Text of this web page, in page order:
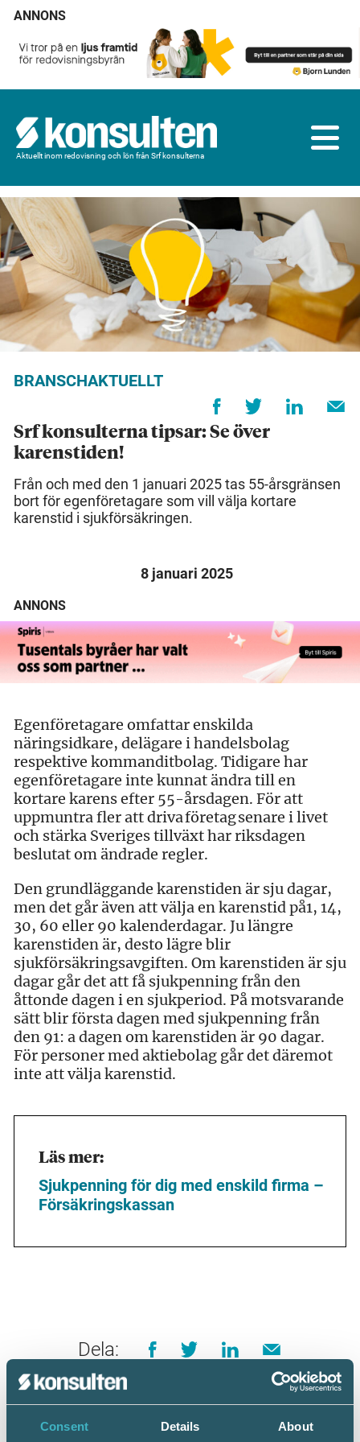
Consent Details About
ANNONS
Aktuellt inom redovisning och lön från Srf konsulterna
BRANSCHAKTUELLT
Srf konsulterna tipsar: Se över
karenstiden!
Från och med den 1 januari 2025 tas 55-årsgränsen
bort för egenföretagare som vill välja kortare
karenstid i sjukförsäkringen.
8 januari 2025
ANNONS
Egenföretagare omfattar enskilda
näringsidkare, delägare i handelsbolag
respektive kommanditbolag. Tidigare har
egenföretagare inte kunnat ändra till en
kortare karens efter 55-årsdagen. För att
uppmuntra fler att driva företag senare i livet
och stärka Sveriges tillväxt har riksdagen
beslutat om ändrade regler.
Den grundläggande karenstiden är sju dagar,
men det går även att välja en karenstid på1, 14,
30, 60 eller 90 kalenderdagar. Ju längre
karenstiden är, desto lägre blir
sjukförsäkringsavgiften. Om karenstiden är sju
dagar går det att få sjukpenning från den
åttonde dagen i en sjukperiod. På motsvarande
sätt blir första dagen med sjukpenning från
den 91: a dagen om karenstiden är 90 dagar.
För personer med aktiebolag går det däremot
inte att välja karenstid.
Läs mer:
Sjukpenning för dig med enskild firma –
Försäkringskassan
Dela:
SRF KONSULTERNA TIPSAR